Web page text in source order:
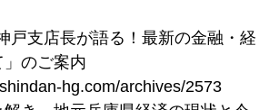
戸支店長が語る！最新の金融・経
のご案内
hg.com/archives/2573